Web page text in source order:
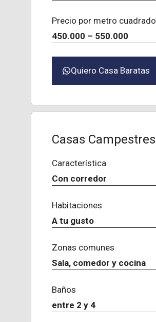
Precio por metro cuadrado
450.000 – 550.000
Quiero Casa Baratas
Casas Campestres
Característica
Con corredor
Habitaciones
A tu gusto
Zonas comunes
Sala, comedor y cocina
Baños
entre 2 y 4